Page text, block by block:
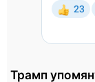
Трамп